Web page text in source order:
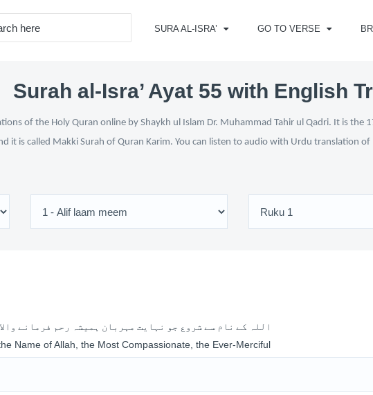
SURA AL-ISRA’ GO TO VERSE
Surah al-Isra’ Ayat 55 with English
of the Holy Quran online by Shaykh ul Islam Dr. Muhammad Tahir ul Qadri. It is
it is called Makki Surah of Quran Karim. You can listen to audio with Urdu translation
اللہ کے نام سے شروع جو نہایت مہربان ہمیشہ رحم فرمانے
Name of Allah, the Most Compassionate, the Ever-Merciful